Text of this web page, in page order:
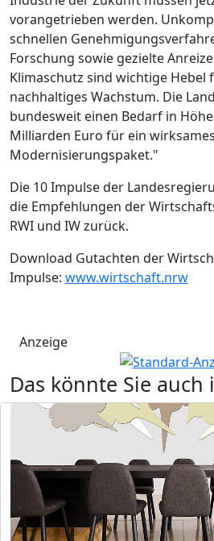
vorangetrieben werden.
schnellen
Forschung sowie gezielte
Klimaschutz sind wichtige Hebel
nachhaltiges Wachstum. Die
bundesweit einen Bedarf in
Milliarden Euro für ein
Modernisierungspaket."
Die 10 Impulse der
die Empfehlungen der
RWI und IW zurück.
Download Gutachten der
Impulse: www.wirtschaft.nrw
Anzeige
Das könnte Sie auch